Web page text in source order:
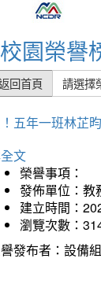
校園榮譽
回首頁 請選擇
五年一班林芷
文
榮譽事項：
發佈單位：教
建立時間：
瀏覽次數：
發布者：設備組